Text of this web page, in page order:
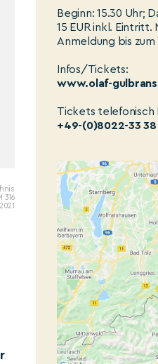
316
Beginn: 15.30 Uhr;
15 EUR inkl.
Anmeldung bis zum
Infos/Tickets:
www.olaf-
Tickets telefonisch
+49-(0)8022-33 38